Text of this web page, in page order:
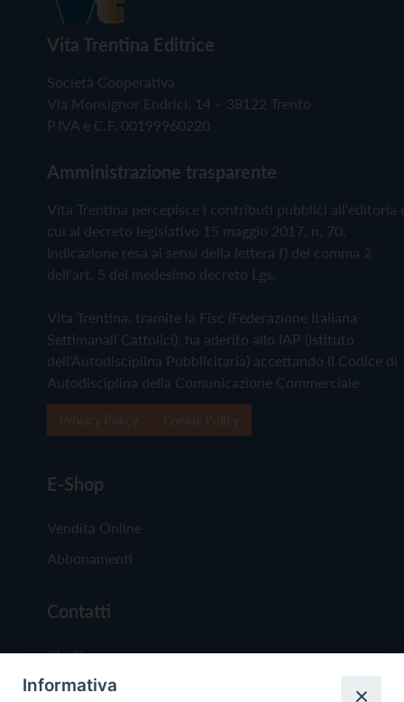
Vita Trentina Editrice
Società Cooperativa
Via Monsignor Endrici, 14 – 38122 Trento
P.IVA e C.F. 00199960220
Amministrazione trasparente
Vita Trentina percepisce i contributi pubblici all'editoria
cui al decreto legislativo 15 maggio 2017, n. 70.
Indicazione resa ai sensi della lettera f) del comma 2
dell'art. 5 del medesimo decreto Lgs.
Vita Trentina, tramite la Fisc (Federazione Italiana
Settimanali Cattolici), ha aderito allo IAP (Istituto
dell'Autodisciplina Pubblicitaria) accettando il Codice di
Autodisciplina della Comunicazione Commerciale
E-Shop
Vendita Online
Abbonamenti
Contatti
Chi Siamo
Redazione
Informativa